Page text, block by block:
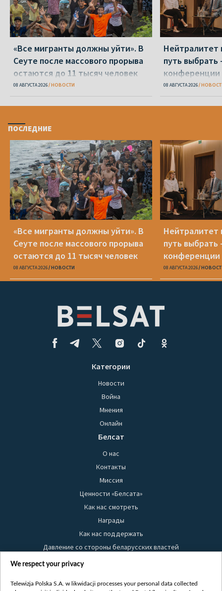
«Все мигранты должны уйти». В
Сеуте после массового прорыва
остаются до 11 тысяч человек
08 АВГУСТА 2026 НОВОСТИ
Нейтралитет
путь выбрать
конференции
08 АВГУСТА 2026
ПОСЛЕДНИЕ
«Все мигранты должны уйти». В
Сеуте после массового прорыва
остаются до 11 тысяч человек
08 АВГУСТА 2026 НОВОСТИ
Нейтралитет
путь выбрать
конференции
08 АВГУСТА 2026
Категории
Новости
Война
Мнения
Онлайн
Белсат
О нас
Контакты
Миссия
Ценности «Белсата»
Как нас смотреть
Награды
Как нас поддержать
Давление со стороны беларусских властей
Правила использования материалов
Безопасность
We respect your privacy
Telewizja Polska S.A. w likwidacji processes your personal data collected